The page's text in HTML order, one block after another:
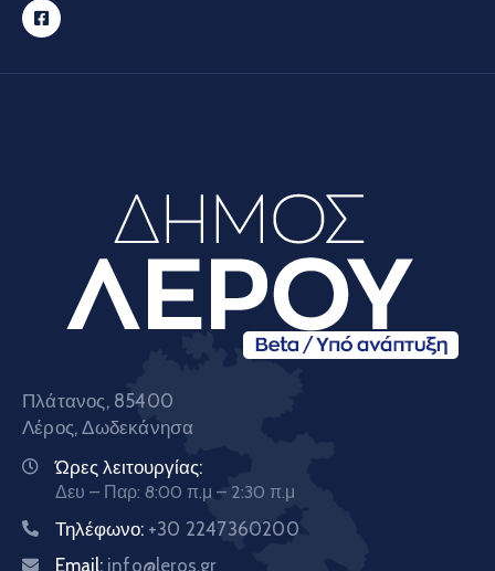
Πλάτανος, 85400
Λέρος, Δωδεκάνησα
Ώρες λειτουργίας:
Δευ – Παρ: 8:00 π.μ – 2:30 π.μ
Τηλέφωνο: +30 2247360200
Email: info@leros.gr